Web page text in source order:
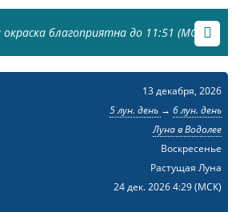
благоприятна до 11:51 (МСК)
13 декабря, 2026
5 лун. день → 6 лун. день
Луна в Водолее
Воскресенье
Растущая Луна
24 дек. 2026 4:29(МСК)